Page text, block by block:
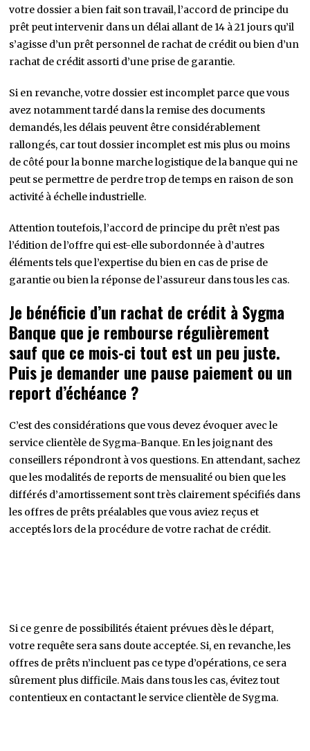
votre dossier a bien fait son travail, l’accord de principe du
prêt peut intervenir dans un délai allant de 14 à 21 jours qu’il
s’agisse d’un prêt personnel de rachat de crédit ou bien d’un
rachat de crédit assorti d’une prise de garantie.
Si en revanche, votre dossier est incomplet parce que vous
avez notamment tardé dans la remise des documents
demandés, les délais peuvent être considérablement
rallongés, car tout dossier incomplet est mis plus ou moins
de côté pour la bonne marche logistique de la banque qui ne
peut se permettre de perdre trop de temps en raison de son
activité à échelle industrielle.
Attention toutefois, l’accord de principe du prêt n’est pas
l’édition de l’offre qui est-elle subordonnée à d’autres
éléments tels que l’expertise du bien en cas de prise de
garantie ou bien la réponse de l’assureur dans tous les cas.
Je bénéficie d’un rachat de crédit à Sygma
Banque que je rembourse régulièrement
sauf que ce mois-ci tout est un peu juste.
Puis je demander une pause paiement ou un
report d’échéance ?
C’est des considérations que vous devez évoquer avec le
service clientèle de Sygma-Banque. En les joignant des
conseillers répondront à vos questions. En attendant, sachez
que les modalités de reports de mensualité ou bien que les
différés d’amortissement sont très clairement spécifiés dans
les offres de prêts préalables que vous aviez reçus et
acceptés lors de la procédure de votre rachat de crédit.
Si ce genre de possibilités étaient prévues dès le départ,
votre requête sera sans doute acceptée. Si, en revanche, les
offres de prêts n’incluent pas ce type d’opérations, ce sera
sûrement plus difficile. Mais dans tous les cas, évitez tout
contentieux en contactant le service clientèle de Sygma.